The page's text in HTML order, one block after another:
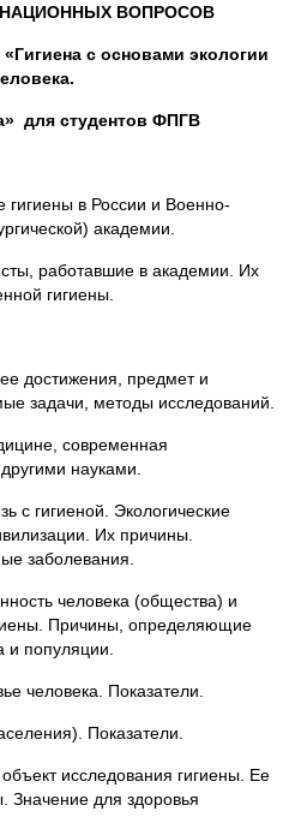
ВОПРОСОВ
с основами экологии
для студентов ФПГВ
гигиены в России и Военно-
академии.
работавшие в академии. Их
гигиены.
достижения, предмет и
задачи, методы исследований.
современная
науками.
с гигиеной. Экологические
Их причины.
заболевания.
человека (общества) и
Причины, определяющие
и популяции.
человека. Показатели.
Показатели.
исследования гигиены. Ее
Значение для здоровья